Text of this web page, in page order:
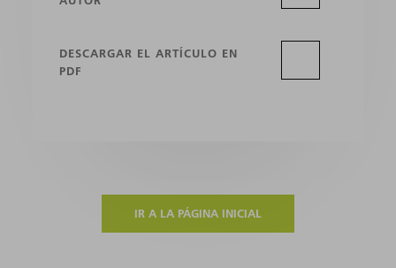
DESCARGAR EL ARTÍCULO EN
PDF
IR A LA PÁGINA INICIAL